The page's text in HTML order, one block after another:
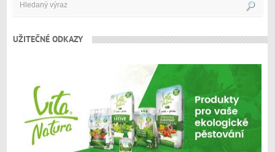
UŽITEČNÉ ODKAZY